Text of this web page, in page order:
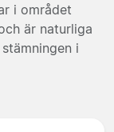
i området
är naturliga
i